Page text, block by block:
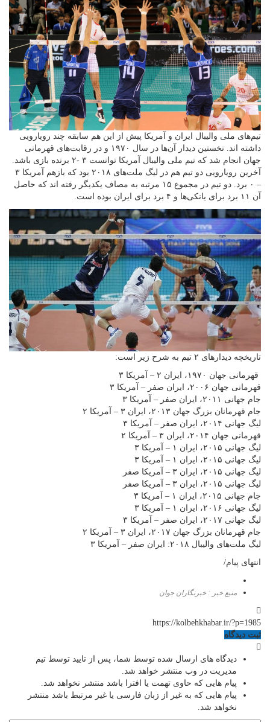
تیم‌های ملی والیبال ایران و آمریکا پیش از این هم سابقه چند رویارویی
داشته اند. نخستین دیدار آن‌ها در سال ۱۹۷۰ و در رقابت‌های قهرمانی
جهان انجام شد که تیم ملی والیبال آمریکا توانست ۳ -۲ برنده بازی باشد.
آخرین رویارویی دو تیم هم در لیگ ملت‌های ۲۰۱۸ بود که بازهم آمریکا ۳
– ۰ برد. دو تیم در مجموع ۱۵ مرتبه به مصاف یکدیگر رفته اند که حاصل
آن ۱۱ برد برای یانکی‌ها و ۴ برد برای ایران بوده است.
تاریخچه دیدار‌های ۲ تیم به شرح زیر است:
قهرمانی جهان ۱۹۷۰، ایران ۲ – آمریکا ۳
قهرمانی جهان ۲۰۰۶، ایران صفر – آمریکا ۳
جام جهانی ۲۰۱۱، ایران صفر – آمریکا ۳
جام قهرمانان بزرگ جهان ۲۰۱۳، ایران ۳ – آمریکا ۲
لیگ جهانی ۲۰۱۴، ایران صفر – آمریکا ۳
قهرمانی جهان ۲۰۱۴، ایران ۳ – آمریکا ۲
لیگ جهانی ۲۰۱۵، ایران ۱ – آمریکا ۳
لیگ جهانی ۲۰۱۵، ایران ۱ – آمریکا ۳
لیگ جهانی ۲۰۱۵، ایران ۳ – آمریکا صفر
لیگ جهانی ۲۰۱۵، ایران ۳ – آمریکا صفر
جام جهانی ۲۰۱۵، ایران ۱ – آمریکا ۳
لیگ جهانی ۲۰۱۶، ایران ۱ – آمریکا ۳
لیگ جهانی ۲۰۱۷، ایران صفر – آمریکا ۳
جام قهرمانان بزرگ جهان ۲۰۱۷، ایران ۳ – آمریکا ۲
لیگ ملت‌های والیبال ۲۰۱۸: ایران صفر – آمریکا ۳
انتهای پیام/
منبع خبر : خبرنگاران جوان
https://kolbehkhabar.ir/?p=1985
ثبت دیدگاه
دیدگاه های ارسال شده توسط شما، پس از تایید توسط تیم
مدیریت در وب منتشر خواهد شد.
پیام هایی که حاوی تهمت یا افترا باشد منتشر نخواهد شد.
پیام هایی که به غیر از زبان فارسی یا غیر مرتبط باشد منتشر
نخواهد شد.